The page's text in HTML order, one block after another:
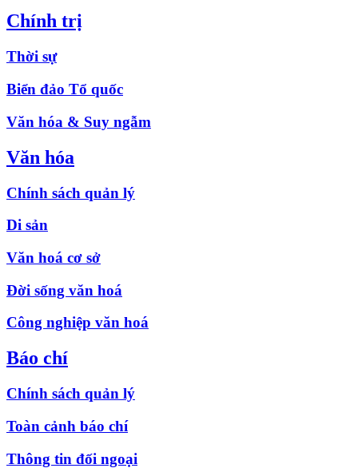
Chính trị
Thời sự
Biển đảo Tổ quốc
Văn hóa & Suy ngẫm
Văn hóa
Chính sách quản lý
Di sản
Văn hoá cơ sở
Đời sống văn hoá
Công nghiệp văn hoá
Báo chí
Chính sách quản lý
Toàn cảnh báo chí
Thông tin đối ngoại